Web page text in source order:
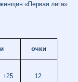
«Первая лига»
очки
+25 12